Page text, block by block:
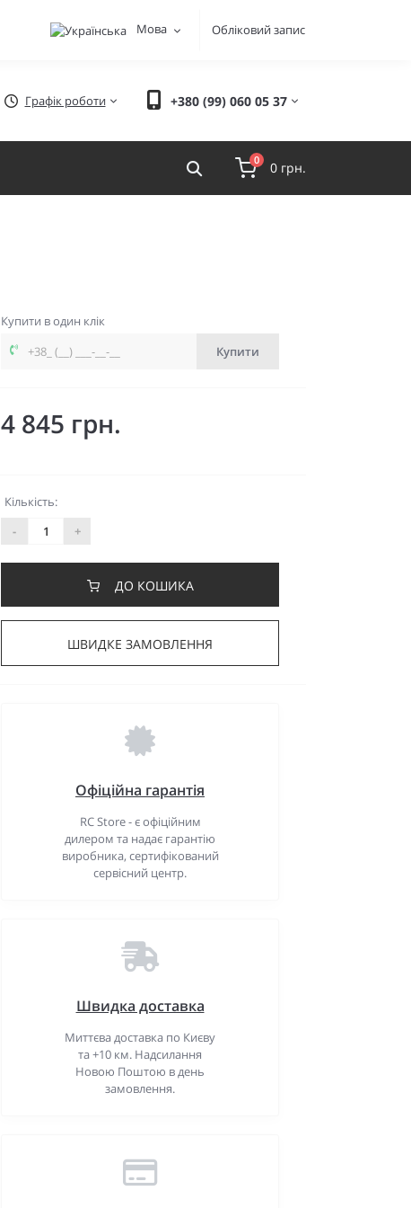
Мова Обліковий запис
Графік роботи +380 (99) 060 05 37
0 0 грн.
Купити в один клік
Купити
4 845 грн.
Кількість:
-
+
ДО КОШИКА
ШВИДКЕ ЗАМОВЛЕННЯ
Офіційна гарантія
RC Store - є офіційним
дилером та надає гарантію
виробника, сертифікований
сервісний центр.
Швидка доставка
Миттєва доставка по Києву
та +10 км. Надсилання
Новою Поштою в день
замовлення.